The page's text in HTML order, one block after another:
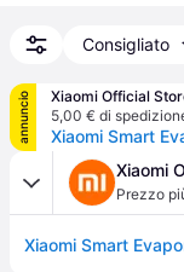
Consigliato
annuncio
Xiaomi Official
5,00 € di
Xiaomi
Prezzo